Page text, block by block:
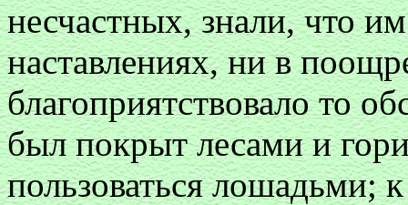
несчастных, знали, что
наставлениях, ни в
благоприятствовало то
был покрыт лесами и
пользоваться лошадьми;